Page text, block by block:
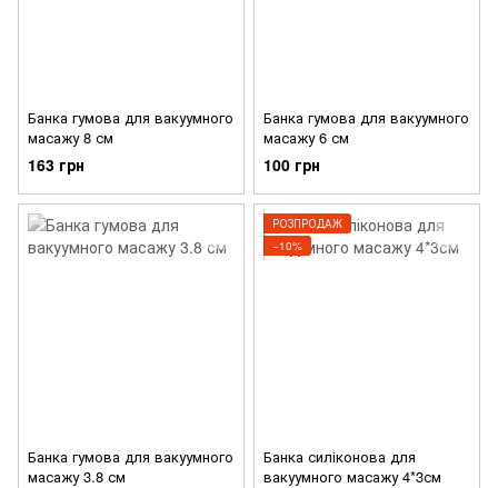
Банка гумова для вакуумного
масажу 8 см
163 грн
Банка гумова для вакуумного
масажу 6 см
100 грн
Банка гумова для вакуумного
масажу 3.8 см
РОЗПРОДАЖ
−10%
Банка силіконова для
вакуумного масажу 4*3см